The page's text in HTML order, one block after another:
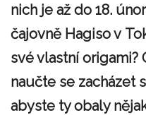
nich je až do 18.
čajovně Hagiso v
své vlastní
naučte se zacházet
abyste ty obaly